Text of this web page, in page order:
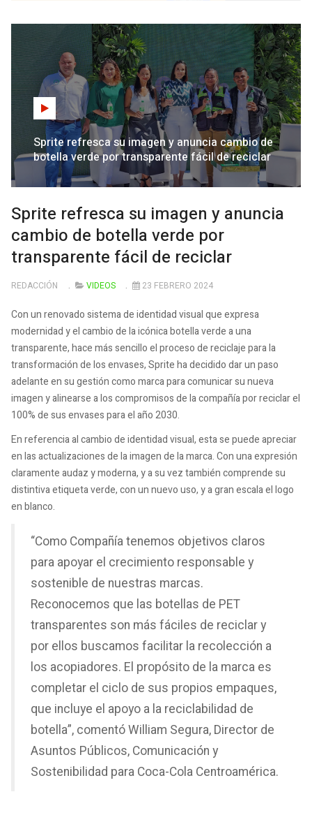
Sprite refresca su imagen y anuncia cambio de
botella verde por transparente fácil de reciclar
Sprite refresca su imagen y anuncia
cambio de botella verde por
transparente fácil de reciclar
REDACCIÓN VIDEOS 23 FEBRERO 2024
Con un renovado sistema de identidad visual que expresa
modernidad y el cambio de la icónica botella verde a una
transparente, hace más sencillo el proceso de reciclaje para la
transformación de los envases, Sprite ha decidido dar un paso
adelante en su gestión como marca para comunicar su nueva
imagen y alinearse a los compromisos de la compañía por reciclar el
100% de sus envases para el año 2030.
En referencia al cambio de identidad visual, esta se puede apreciar
en las actualizaciones de la imagen de la marca. Con una expresión
claramente audaz y moderna, y a su vez también comprende su
distintiva etiqueta verde, con un nuevo uso, y a gran escala el logo
en blanco.
“Como Compañía tenemos objetivos claros
para apoyar el crecimiento responsable y
sostenible de nuestras marcas.
Reconocemos que las botellas de PET
transparentes son más fáciles de reciclar y
por ellos buscamos facilitar la recolección a
los acopiadores. El propósito de la marca es
completar el ciclo de sus propios empaques,
que incluye el apoyo a la reciclabilidad de
botella”, comentó William Segura, Director de
Asuntos Públicos, Comunicación y
Sostenibilidad para Coca-Cola Centroamérica.